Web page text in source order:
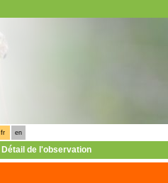
fr en
Détail de l'observation